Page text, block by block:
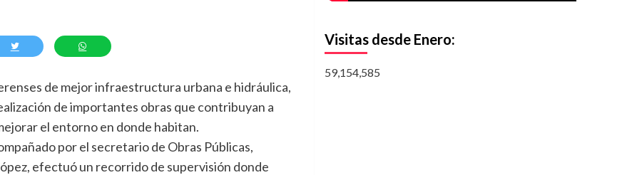
de mejor infraestructura urbana e hidráulica,
de importantes obras que contribuyan a
el entorno en donde habitan.
por el secretario de Obras Públicas,
efectuó un recorrido de supervisión donde
Visitas desde Enero:
59,154,585